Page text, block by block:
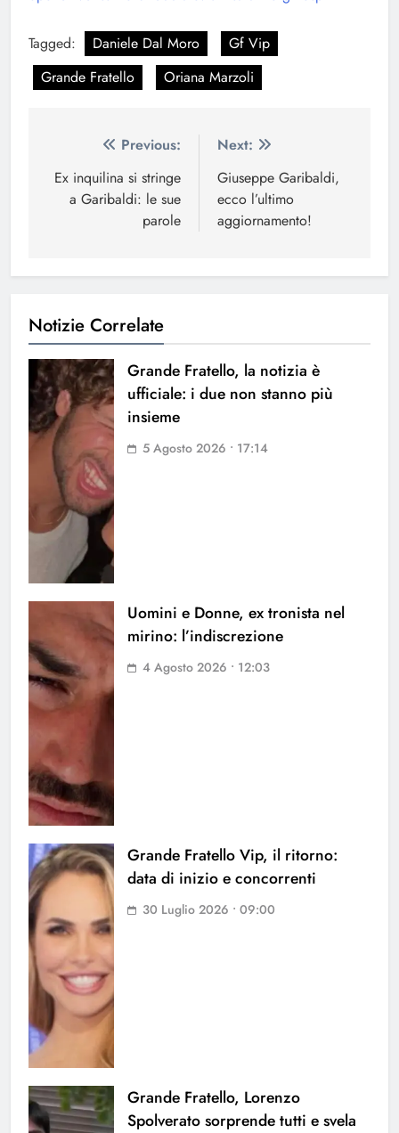
Tagged: Daniele Dal Moro
Gf Vip
Grande Fratello
Oriana Marzoli
Navigazione
articoli
Previous:
Ex inquilina si stringe
a Garibaldi: le sue
parole
Next:
Giuseppe Garibaldi,
ecco l’ultimo
aggiornamento!
Notizie Correlate
Grande Fratello, la notizia è
ufficiale: i due non stanno più
insieme
5 Agosto 2026 • 17:14
Uomini e Donne, ex tronista nel
mirino: l’indiscrezione
4 Agosto 2026 • 12:03
Grande Fratello Vip, il ritorno:
data di inizio e concorrenti
30 Luglio 2026 • 09:00
Grande Fratello, Lorenzo
Spolverato sorprende tutti e svela